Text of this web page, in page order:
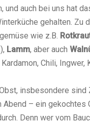
und auch bei uns hat
gehalten. Zu
wie z.B.
Lamm, aber auch
Chili, Ingwer,
insbesondere
Abend – ein
Denn wer vom